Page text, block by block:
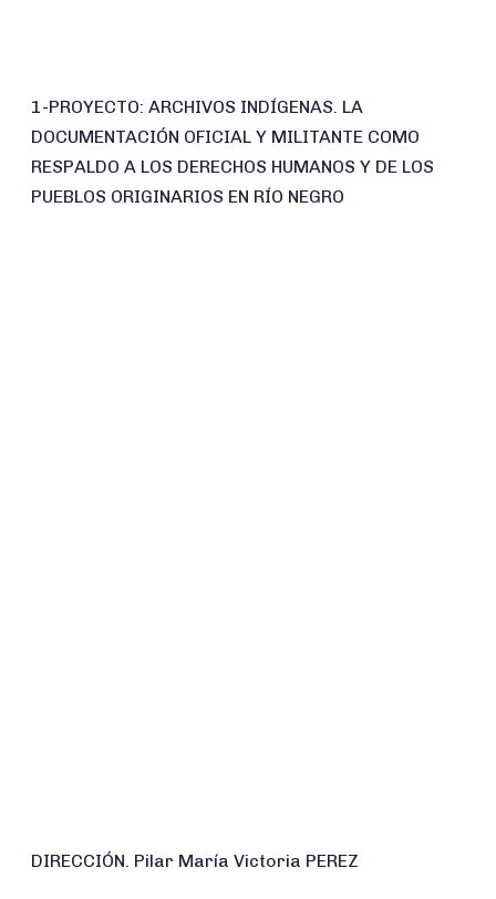
1-PROYECTO: ARCHIVOS INDÍGENAS. LA
DOCUMENTACIÓN OFICIAL Y MILITANTE COMO
RESPALDO A LOS DERECHOS HUMANOS Y DE LOS
PUEBLOS ORIGINARIOS EN RÍO NEGRO
DIRECCIÓN. Pilar María Victoria PEREZ